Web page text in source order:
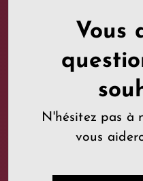
Vous
N'hésitez pas à
vous